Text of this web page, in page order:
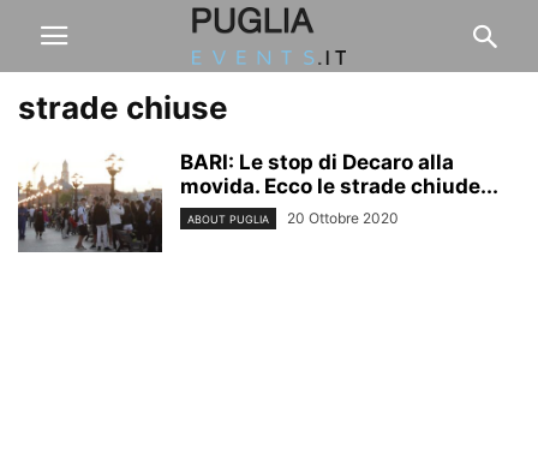
strade chiuse
BARI: Le stop di Decaro alla
movida. Ecco le strade chiude...
ABOUT PUGLIA 20 Ottobre 2020